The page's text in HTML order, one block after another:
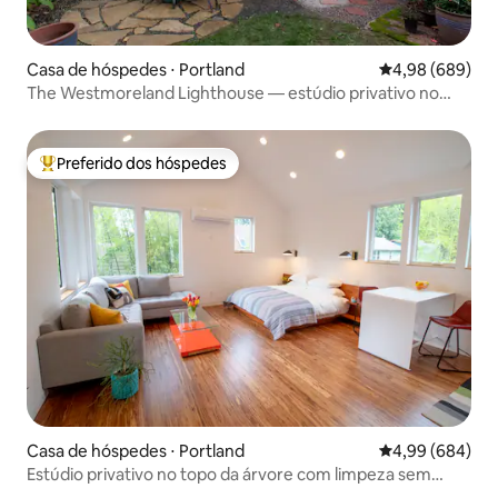
Casa de hóspedes ⋅ Portland 4,98 de uma
4,98 (689)
The Westmoreland Lighthouse — estúdio privativo no
Entre os melhores preferidos dos hóspedes
Preferido dos hóspedes
Casa de hóspedes ⋅ Portland 4,99 de uma
4,99 (684)
Estúdio privativo no topo da árvore com limpeza sem